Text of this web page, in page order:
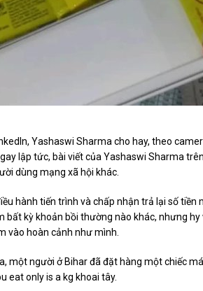
Yashaswi Sharma cho hay, theo
lập tức, bài viết của Yashaswi Sharma
dùng mạng xã hội khác.
hành tiến trình và chấp nhận trả lại số
bất kỳ khoản bồi thường nào khác, nhưng
vào hoàn cảnh như mình.
một người ở Bihar đã đặt hàng một chiếc
eat only is a kg khoai tây.